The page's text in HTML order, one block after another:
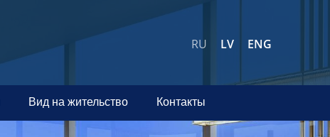
RU LV ENG
Вид на жительство Контакты